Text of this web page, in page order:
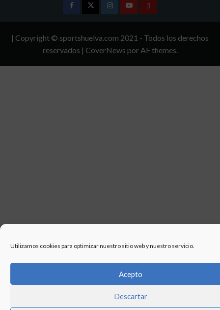
Utilizamos cookies para optimizar nuestro sitio web y nuestro servicio.
Acepto
Descartar
InstagramYoutubeTÉRMINOS
CONDICIONES
| Copyright © sportshuelva.com 2021 - Todos los derechos
reservados | CoverNews por AF themes.